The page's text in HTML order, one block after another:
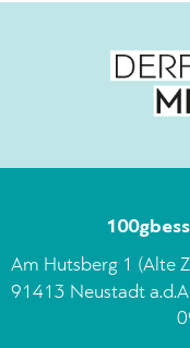
Am Hutsberg 1 (Alte
91413 Neustadt